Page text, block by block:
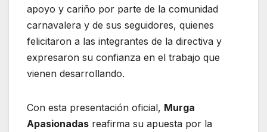
apoyo y cariño por parte de la comunidad
carnavalera y de sus seguidores, quienes
felicitaron a las integrantes de la directiva y
expresaron su confianza en el trabajo que
vienen desarrollando.
Con esta presentación oficial, Murga
Apasionadas reafirma su apuesta por la